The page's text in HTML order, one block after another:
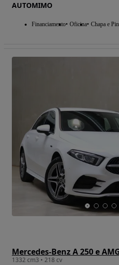
AUTOMIMO
Financiamento Oficina Chapa e
Mercedes-Benz A 250 e
1332 cm3 • 218 cv